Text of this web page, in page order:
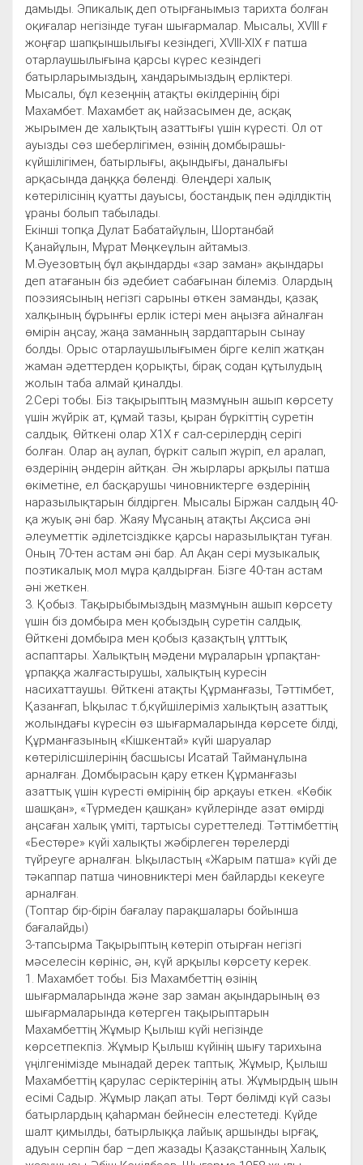
дамыды. Эпикалық деп отырғанымыз тарихта болған
оқиғалар негізінде туған шығармалар. Мысалы, XVІІІ ғ
жоңғар шапқыншылығы кезіндегі, XVІІІ-ХІХ ғ патша
отарлаушылығына қарсы күрес кезіндегі
батырларымыздың, хандарымыздың ерліктері.
Мысалы, бұл кезеңнің атақты өкілдерінің бірі
Махамбет. Махамбет ақ найзасымен де, асқақ
жырымен де халықтың азаттығы үшін күресті. Ол от
ауызды сөз шеберлігімен, өзінің домбырашы-
күйшілігімен, батырлығы, ақындығы, даналығы
арқасында даңққа бөленді. Өлеңдері халық
көтерілісінің қуатты дауысы, бостандық пен әділдіктің
ұраны болып табылады.
Екінші топқа Дулат Бабатайұлын, Шортанбай
Қанайұлын, Мұрат Мөңкеұлын айтамыз.
М.Әуезовтың бұл ақындарды «зар заман» ақындары
деп атағанын біз әдебиет сабағынан білеміз. Олардың
поэзиясының негізгі сарыны өткен заманды, қазақ
халқының бұрынғы ерлік істері мен аңызға айналған
өмірін аңсау, жаңа заманның зардаптарын сынау
болды. Орыс отарлаушылығымен бірге келіп жатқан
жаман әдеттерден қорықты, бірақ содан құтылудың
жолын таба алмай қиналды.
2.Сері тобы. Біз тақырыптың мазмұнын ашып көрсету
үшін жүйрік ат, құмай тазы, қыран бүркіттің суретін
салдық. Өйткені олар Х1Х ғ сал-серілердің серігі
болған. Олар аң аулап, бүркіт салып жүріп, ел аралап,
өздерінің әндерін айтқан. Ән жырлары арқылы патша
өкіметіне, ел басқарушы чиновниктерге өздерінің
наразылықтарын білдірген. Мысалы Біржан салдың 40-
қа жуық әні бар. Жаяу Мұсаның атақты Ақсиса әні
әлеуметтік әділетсіздікке қарсы наразылықтан туған.
Оның 70-тен астам әні бар. Ал Ақан сері музыкалық
поэтикалық мол мұра қалдырған. Бізге 40-тан астам
әні жеткен.
3. Қобыз. Тақырыбымыздың мазмұнын ашып көрсету
үшін біз домбыра мен қобыздың суретін салдық.
Өйткені домбыра мен қобыз қазақтың ұлттық
аспаптары. Халықтың мәдени мұраларын ұрпақтан-
ұрпаққа жалғастырушы, халықтың куресін
насихаттаушы. Өйткені атақты Құрманғазы, Тәттімбет,
Қазанғап, Ықылас т.б,күйшілеріміз халықтың азаттық
жолындағы күресін өз шығармаларында көрсете білді,
Құрманғазының «Кішкентай» күйі шаруалар
көтерілісшілерінің басшысы Исатай Тайманұлына
арналған. Домбырасын қару еткен Құрманғазы
азаттық үшін күресті өмірінің бір арқауы еткен. «Көбік
шашқан», «Түрмеден қашқан» күйлерінде азат өмірді
аңсаған халық үміті, тартысы суреттеледі. Тәттімбеттің
«Бестөре» күйі халықты жәбірлеген төрелерді
түйреуге арналған. Ықыластың «Жарым патша» күйі де
тәкаппар патша чиновниктері мен байларды кекеуге
арналған.
(Топтар бір-бірін бағалау парақшалары бойынша
бағалайды)
3-тапсырма Тақырыптың көтеріп отырған негізгі
мәселесін көрініс, ән, күй арқылы көрсету керек.
1. Махамбет тобы. Біз Махамбеттің өзінің
шығармаларында және зар заман ақындарының өз
шығармаларында көтерген тақырыптарын
Махамбеттің Жұмыр Қылыш күйі негізінде
көрсетпекпіз. Жұмыр Қылыш күйінің шығу тарихына
үңілгенімізде мынадай дерек таптық. Жұмыр, Қылыш
Махамбеттің қарулас серіктерінің аты. Жұмырдың шын
есімі Садыр. Жұмыр лақап аты. Төрт бөлімді күй сазы
батырлардың қаһарман бейнесін елестетеді. Күйде
шалт қимылды, батырлыққа лайық аршынды ырғақ,
адуын серпін бар –деп жазады Қазақстанның Халық